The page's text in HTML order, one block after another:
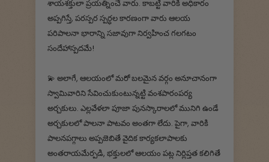
శాయశక్తులా ప్రయత్నించే వారు. కాబట్టి వారికి అధికారం
అప్పగిస్తే, పరస్పర స్పర్ధల కారణంగా వారు ఆలయ
పరిపాలనా భారాన్ని సజావుగా నిర్వహించ గలగటం
సందేహాస్పదమే!
💫 అలాగే, ఆలయంలో మరో బలమైన వర్గం అనూచానంగా
స్వామివారిని సేవించుకుంటున్నట్టి వంశపారంపర్య
అర్చకులు. ఎల్లవేళలా పూజా పునస్కారాలలో మునిగి ఉండే
అర్చకులలో పాలనా పాటవం అంతగా లేదు. పైగా, వారికి
పాలనపగ్గాలు అప్పజెబితే వైదిక కార్యకలాపాలకు
అంతరాయమేర్పడి, భక్తులలో ఆలయం పట్ల నిర్లిప్తత కలిగితే